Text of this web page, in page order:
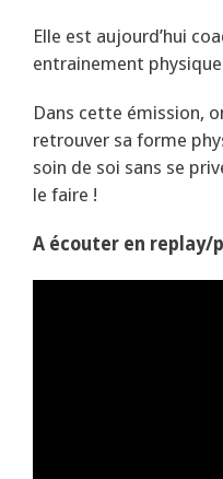
Elle est aujourd’hui
entrainement
Dans cette émission,
retrouver sa forme
soin de soi sans se
le faire !
A écouter en replay/